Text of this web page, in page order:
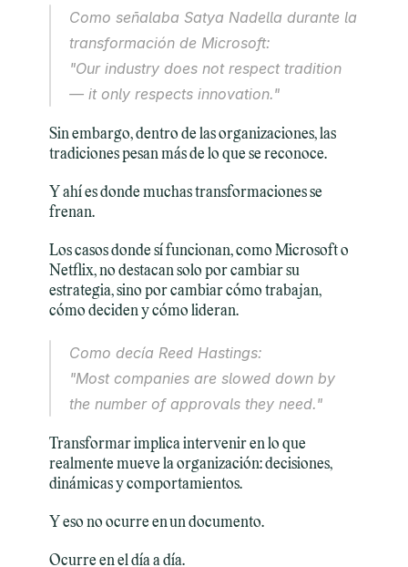
Como señalaba Satya Nadella durante la
transformación de Microsoft:
"Our industry does not respect tradition
— it only respects innovation."
Sin embargo, dentro de las organizaciones, las
tradiciones pesan más de lo que se reconoce.
Y ahí es donde muchas transformaciones se
frenan.
Los casos donde sí funcionan, como Microsoft o
Netflix, no destacan solo por cambiar su
estrategia, sino por cambiar cómo trabajan,
cómo deciden y cómo lideran.
Como decía Reed Hastings:
"Most companies are slowed down by
the number of approvals they need."
Transformar implica intervenir en lo que
realmente mueve la organización: decisiones,
dinámicas y comportamientos.
Y eso no ocurre en un documento.
Ocurre en el día a día.